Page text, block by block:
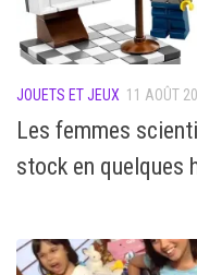
JOUETS ET JEUX 11 AOÛT
Les femmes
stock en quelques